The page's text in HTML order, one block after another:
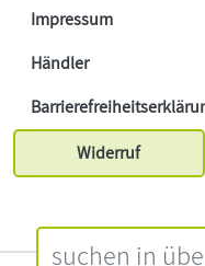
Impressum
Händler
Widerruf